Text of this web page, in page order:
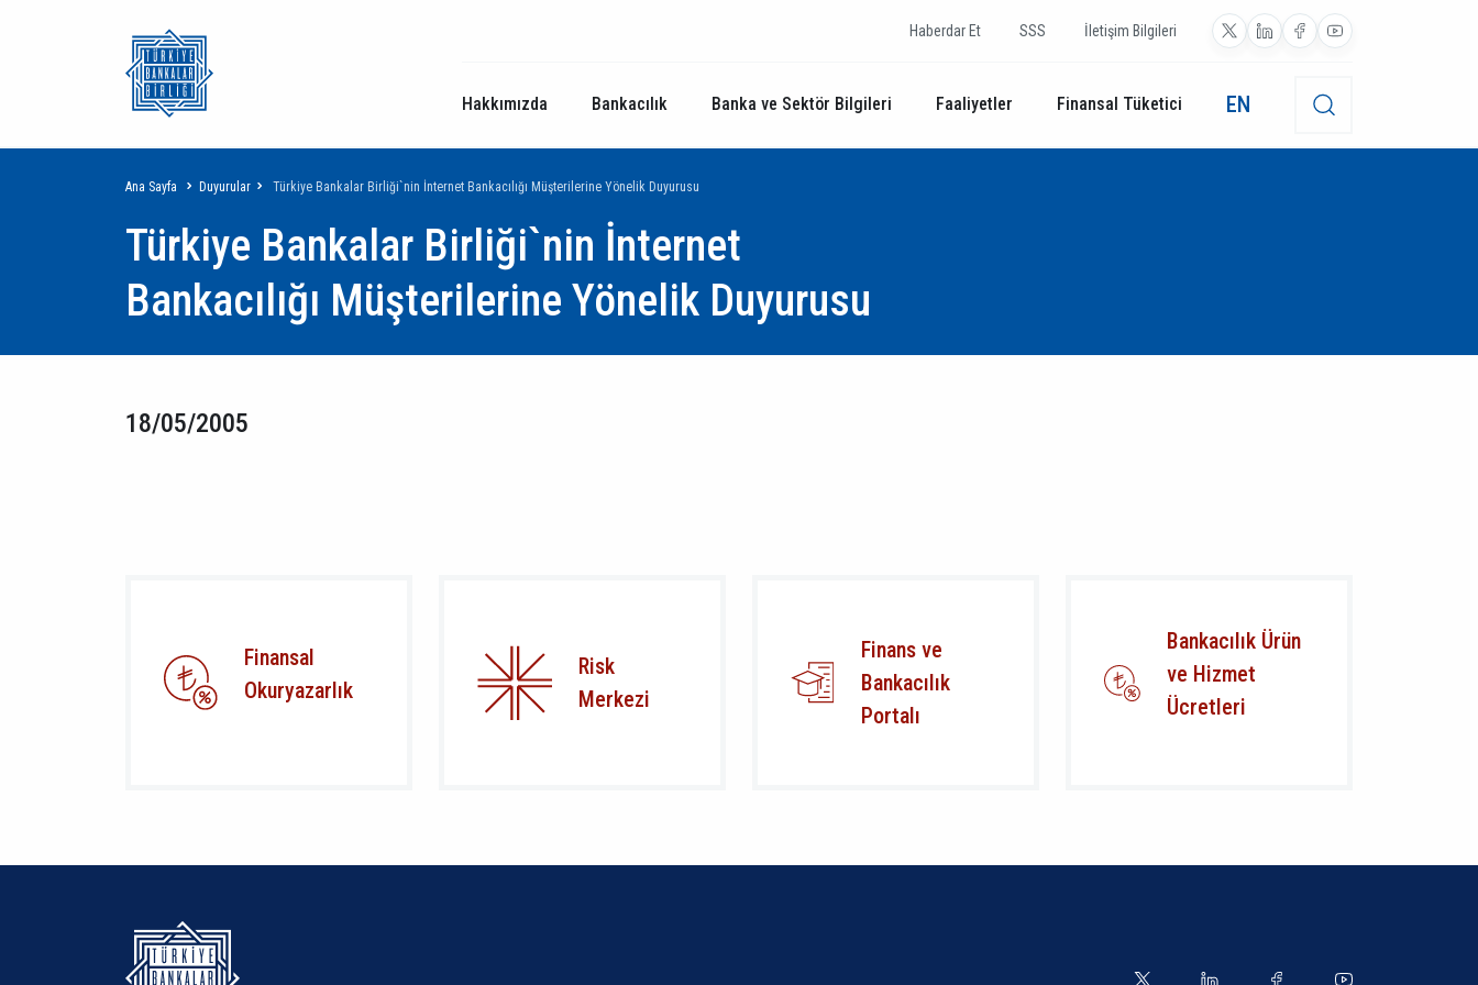
Haberdar Et SSS İletişim Bilgileri
Hakkımızda Bankacılık Banka ve Sektör Bilgileri Faaliyetler Finansal Tüketici EN
Sayfa
yolu
Ana Sayfa Duyurular Türkiye Bankalar Birliği`nin İnternet Bankacılığı Müşterilerine Yönelik Duyurusu
Türkiye Bankalar Birliği`nin İnternet
Bankacılığı Müşterilerine Yönelik Duyurusu
18/05/2005
Finansal
Okuryazarlık
Risk
Merkezi
Finans ve
Bankacılık
Portalı
Bankacılık Ürün
ve Hizmet
Ücretleri